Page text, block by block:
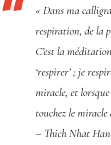
« Dans ma
respiration, de la
C’est la
‘respirer’ ; je
miracle, et
touchez le
– Thich Nhat